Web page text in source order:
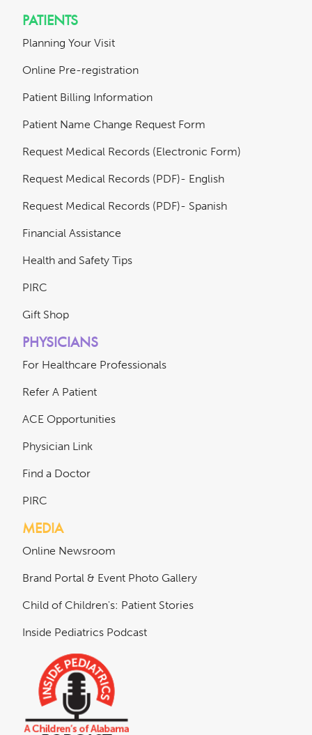
PATIENTS
Planning Your Visit
Online Pre-registration
Patient Billing Information
Patient Name Change Request Form
Request Medical Records (Electronic Form)
Request Medical Records (PDF)- English
Request Medical Records (PDF)- Spanish
Financial Assistance
Health and Safety Tips
PIRC
Gift Shop
PHYSICIANS
For Healthcare Professionals
Refer A Patient
ACE Opportunities
Physician Link
Find a Doctor
PIRC
MEDIA
Online Newsroom
Brand Portal & Event Photo Gallery
Child of Children's: Patient Stories
Inside Pediatrics Podcast